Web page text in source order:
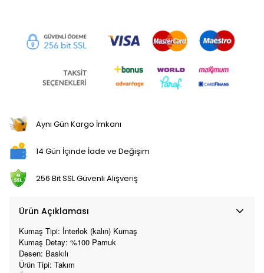
Aynı Gün Kargo İmkanı
14 Gün İçinde İade ve Değişim
256 Bit SSL Güvenli Alışveriş
Ürün Açıklaması
Kumaş Tipi: İnterlok (kalın) Kumaş
Kumaş Detay: %100 Pamuk
Desen: Baskılı
Ürün Tipi: Takım